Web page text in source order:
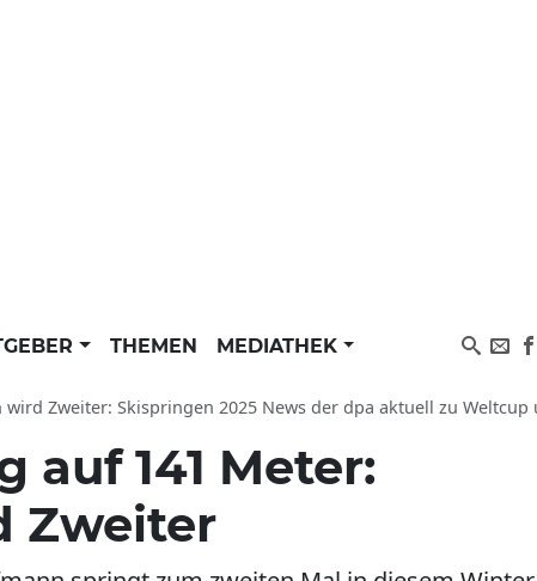
THEMEN MEDIATHEK
Skispringen 2025 News der dpa aktuell zu Weltcup und
auf 141 Meter:
Zweiter